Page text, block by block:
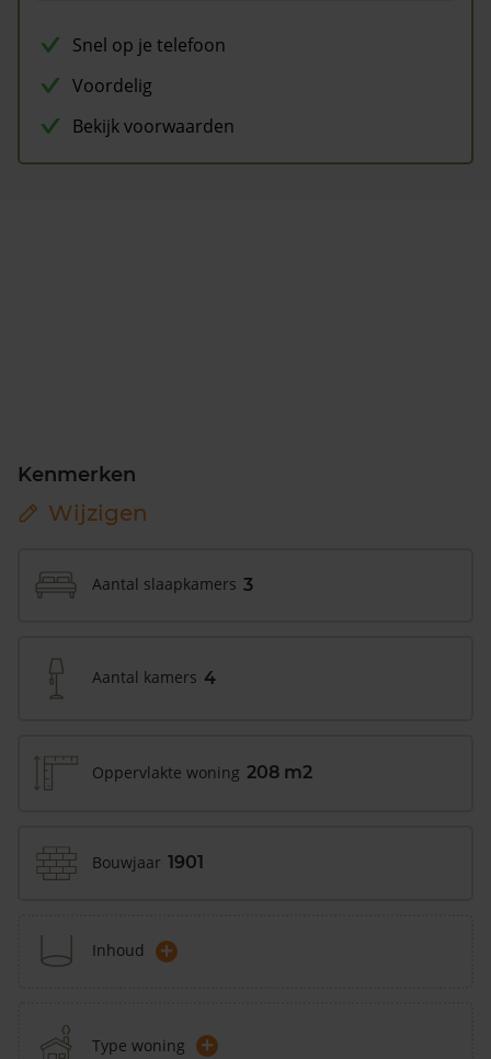
Snel op je telefoon
Voordelig
Bekijk voorwaarden
Kenmerken
Wijzigen
Aantal slaapkamers 3
Aantal kamers 4
Oppervlakte woning 208 m2
Bouwjaar 1901
Inhoud +
Type woning +